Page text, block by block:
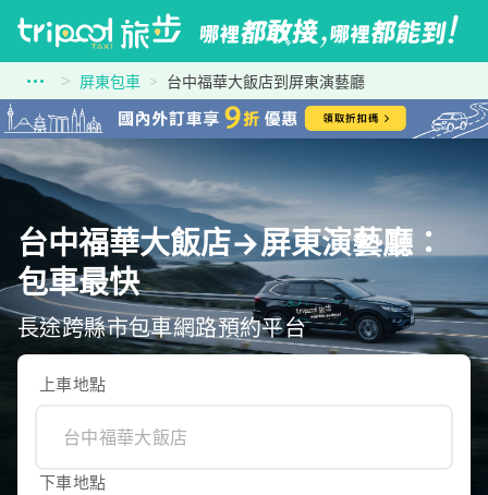
屏東包車 台中福華大飯店到屏東演藝廳
台中福華大飯店→屏東演藝廳：
包車最快
長途跨縣市包車網路預約平台
上車地點
下車地點